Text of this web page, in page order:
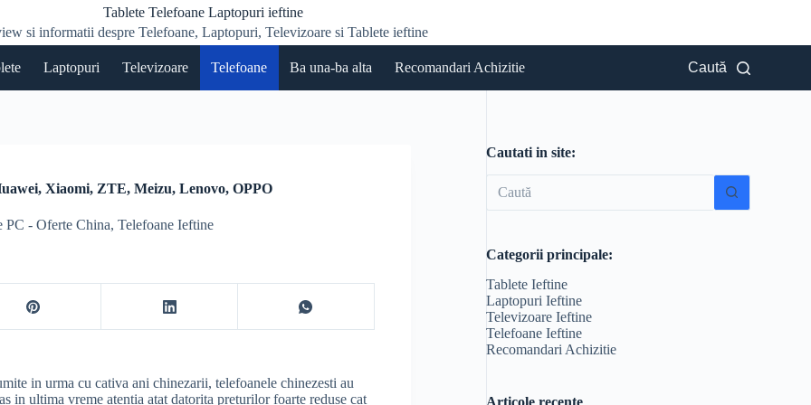
Tablete Telefoane Laptopuri ieftine
si informatii despre Telefoane, Laptopuri, Televizoare si Tablete ieftine
Laptopuri Televizoare Telefoane Ba una-ba alta Recomandari Achizitie Caută
Xiaomi, ZTE, Meizu, Lenovo, OPPO
PC - Oferte China,Telefoane Ieftine
in urma cu cativa ani chinezarii, telefoanele chinezesti au
in ultima vreme atentia atat datorita preturilor foarte reduse cat
Cautati in site:
rezultat
Categorii principale:
Tablete Ieftine
Laptopuri Ieftine
Televizoare Ieftine
Telefoane Ieftine
Recomandari Achizitie
Articole recente